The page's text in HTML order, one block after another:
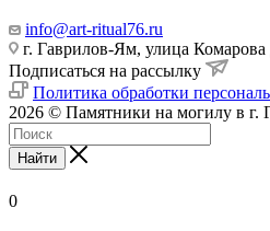
info@art-ritual76.ru
г. Гаврилов-Ям, улица Комарова
Подписаться на рассылку
Политика обработки
2026 © Памятники на могилу в
Найти
0